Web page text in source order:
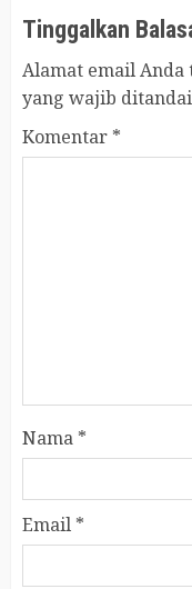
Tinggalkan
Alamat email
yang wajib ditandai
Komentar *
Nama *
Email *